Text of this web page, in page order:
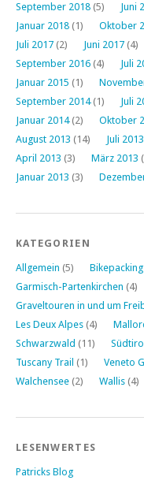
September 2018 (5) Juni
Januar 2018 (1) Oktober
Juli 2017 (2) Juni 2017 (4)
September 2016 (4) Juli
Januar 2015 (1)
September 2014(1) Juli
Januar 2014(2) Oktober
August 2013 (14) Juli 2013
April 2013 (3) März 2013
Januar 2013 (3)
KATEGORIEN
Allgemein (5) Bikepacking
Garmisch-Partenkirchen (4)
Graveltouren in und um
Les Deux Alpes (4)
Schwarzwald (11) Südtirol
Tuscany Trail (1) Veneto
Walchensee (2) Wallis (4)
LESENWERTES
Patricks Blog